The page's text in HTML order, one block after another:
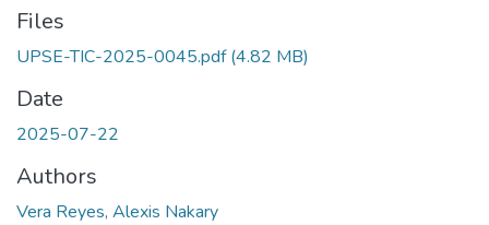
Files
UPSE-TIC-2025-0045.pdf(4.82 MB)
Date
2025-07-22
Authors
Vera Reyes, Alexis Nakary